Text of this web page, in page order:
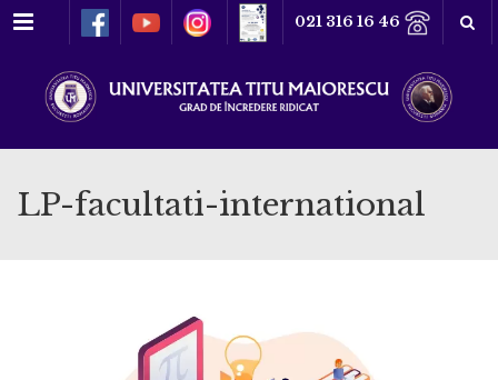
Meniu 021 316 16 46
LP-facultati-international